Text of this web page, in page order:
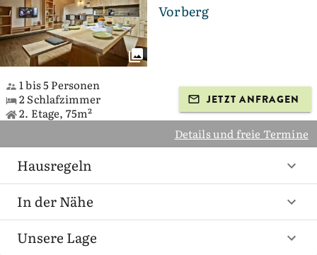
Vorberg
1 bis 5 Personen
2 Schlafzimmer
2. Etage, 75m²
JETZT ANFRAGEN
Details und freie Termine
Hausregeln
In der Nähe
Unsere Lage